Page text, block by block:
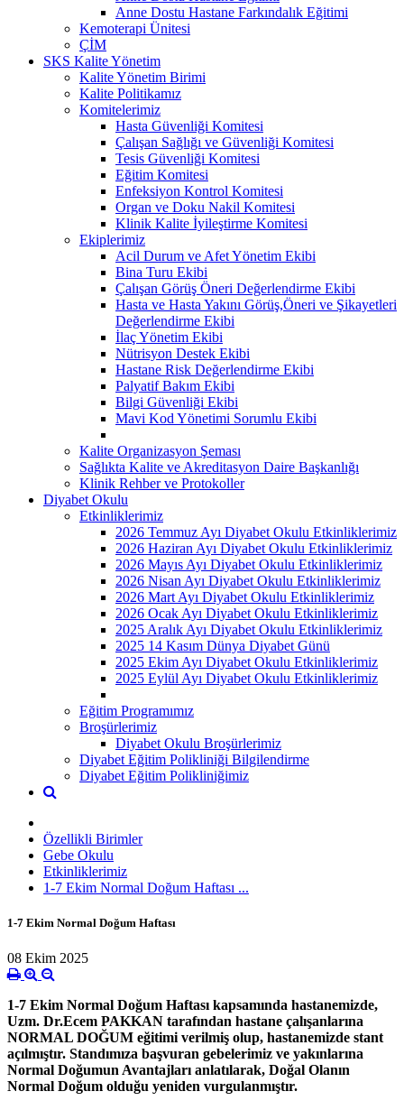
Anne Dostu Hastane Farkındalık Eğitimi
Kemoterapi Ünitesi
ÇİM
SKS Kalite Yönetim
Kalite Yönetim Birimi
Kalite Politikamız
Komitelerimiz
Hasta Güvenliği Komitesi
Çalışan Sağlığı ve Güvenliği Komitesi
Tesis Güvenliği Komitesi
Eğitim Komitesi
Enfeksiyon Kontrol Komitesi
Organ ve Doku Nakil Komitesi
Klinik Kalite İyileştirme Komitesi
Ekiplerimiz
Acil Durum ve Afet Yönetim Ekibi
Bina Turu Ekibi
Çalışan Görüş Öneri Değerlendirme Ekibi
Hasta ve Hasta Yakını Görüş,Öneri ve Şikayetleri
Değerlendirme Ekibi
İlaç Yönetim Ekibi
Nütrisyon Destek Ekibi
Hastane Risk Değerlendirme Ekibi
Palyatif Bakım Ekibi
Bilgi Güvenliği Ekibi
Mavi Kod Yönetimi Sorumlu Ekibi
Kalite Organizasyon Şeması
Sağlıkta Kalite ve Akreditasyon Daire Başkanlığı
Klinik Rehber ve Protokoller
Diyabet Okulu
Etkinliklerimiz
2026 Temmuz Ayı Diyabet Okulu Etkinliklerimiz
2026 Haziran Ayı Diyabet Okulu Etkinliklerimiz
2026 Mayıs Ayı Diyabet Okulu Etkinliklerimiz
2026 Nisan Ayı Diyabet Okulu Etkinliklerimiz
2026 Mart Ayı Diyabet Okulu Etkinliklerimiz
2026 Ocak Ayı Diyabet Okulu Etkinliklerimiz
2025 Aralık Ayı Diyabet Okulu Etkinliklerimiz
2025 14 Kasım Dünya Diyabet Günü
2025 Ekim Ayı Diyabet Okulu Etkinliklerimiz
2025 Eylül Ayı Diyabet Okulu Etkinliklerimiz
Eğitim Programımız
Broşürlerimiz
Diyabet Okulu Broşürlerimiz
Diyabet Eğitim Polikliniği Bilgilendirme
Diyabet Eğitim Polikliniğimiz
Özellikli Birimler
Gebe Okulu
Etkinliklerimiz
1-7 Ekim Normal Doğum Haftası ...
1-7 Ekim Normal Doğum Haftası
08 Ekim 2025
1-7 Ekim Normal Doğum Haftası kapsamında hastanemizde,
Uzm. Dr.Ecem PAKKAN tarafından hastane çalışanlarına
NORMAL DOĞUM eğitimi verilmiş olup, hastanemizde stant
açılmıştır. Standımıza başvuran gebelerimiz ve yakınlarına
Normal Doğumun Avantajları anlatılarak, Doğal Olanın
Normal Doğum olduğu yeniden vurgulanmıştır.